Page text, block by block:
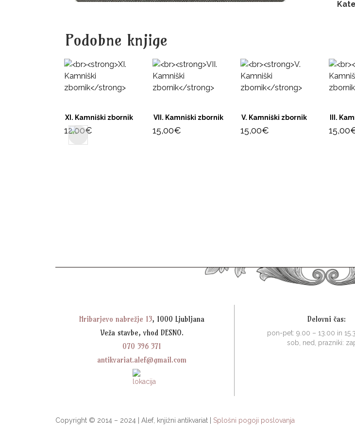
Podobne knjige
XI. Kamniški zbornik
12,00€
VII. Kamniški zbornik
15,00€
V. Kamniški zbornik
15,00€
III.
15,00
Hribarjevo nabrežje 13, 1000 Ljubljana
Veža stavbe, vhod DESNO.
070 396 371
antikvariat.alef@gmail.com
Delovni čas:
pon-pet: 9.00 – 13.00 in
sob, ned, prazniki:
Copyright © 2014 – 2024 | Alef, knjižni antikvariat | Splošni pogoji poslovanja